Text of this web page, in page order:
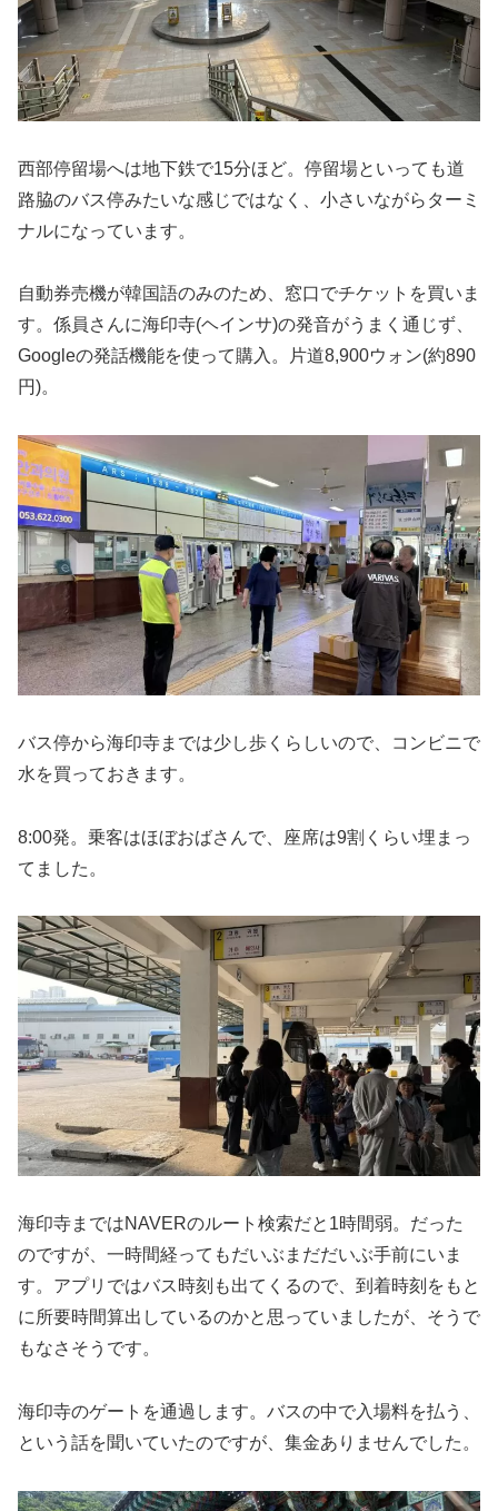
西部停留場へは地下鉄で15分ほど。停留場といっても道
路脇のバス停みたいな感じではなく、小さいながらターミ
ナルになっています。
自動券売機が韓国語のみのため、窓口でチケットを買いま
す。係員さんに海印寺(ヘインサ)の発音がうまく通じず、
Googleの発話機能を使って購入。片道8,900ウォン(約890
円)。
バス停から海印寺までは少し歩くらしいので、コンビニで
水を買っておきます。
8:00発。乗客はほぼおばさんで、座席は9割くらい埋まっ
てました。
海印寺まではNAVERのルート検索だと1時間弱。だった
のですが、一時間経ってもだいぶまだだいぶ手前にいま
す。アプリではバス時刻も出てくるので、到着時刻をもと
に所要時間算出しているのかと思っていましたが、そうで
もなさそうです。
海印寺のゲートを通過します。バスの中で入場料を払う、
という話を聞いていたのですが、集金ありませんでした。